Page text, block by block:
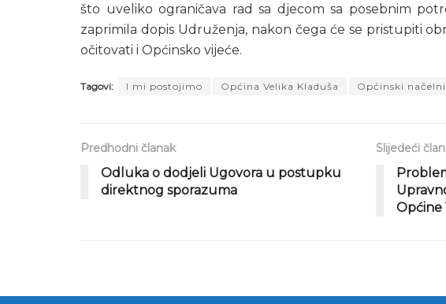
što uveliko ograničava rad sa djecom sa posebnim
zaprimila dopis Udruženja, nakon čega će se pristupiti
očitovati i Općinsko vijeće.
Tagovi: I mi postojimo Općina Velika Kladuša Općinski
Predhodni članak
Odluka o dodjeli Ugovora u postupku
direktnog sporazuma
Slijedeći
Općine